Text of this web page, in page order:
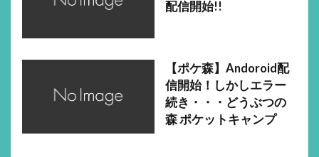
配信開始!!
【ポケ森】Andoroid配
信開始！しかしエラー
続き・・・どうぶつの
森 ポケットキャンプ